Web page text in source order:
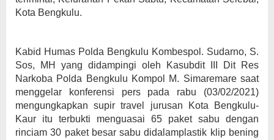
Kota Bengkulu.
Kabid Humas Polda Bengkulu Kombespol. Sudarno, S.
Sos, MH yang didampingi oleh Kasubdit III Dit Res
Narkoba Polda Bengkulu Kompol M. Simaremare saat
menggelar konferensi pers pada rabu (03/02/2021)
mengungkapkan supir travel jurusan Kota Bengkulu-
Kaur itu terbukti menguasai 65 paket sabu dengan
rinciam 30 paket besar sabu didalamplastik klip bening